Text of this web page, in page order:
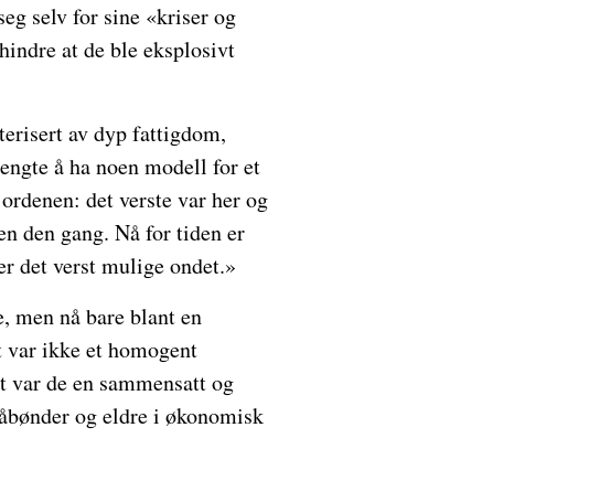
selv for sine «kriser og
at de ble eksplosivt
av dyp fattigdom,
å ha noen modell for et
det verste var her og
den gang. Nå for tiden er
det verst mulige ondet.»
men nå bare blant en
ikke et homogent
de en sammensatt og
og eldre i økonomisk